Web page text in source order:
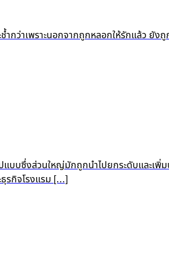
ช้ำกว่าเพราะนอกจากถูกหลอกให้รักแล้
บบซึ่งส่วนใหญ่มักถูกนำไปยกระดับและเ
ธุรกิจโรงแรม […]